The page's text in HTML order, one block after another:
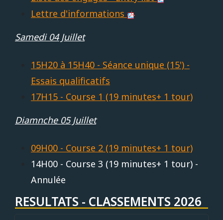
Lettre d'informations
Samedi 04 Juillet
15H20 à 15H40 - Séance unique (15') -
Essais qualificatifs
17H15 - Course 1 (19 minutes+ 1 tour)
Diamnche 05 Juillet
09H00 - Course 2 (19 minutes+ 1 tour)
14H00 - Course 3 (19 minutes+ 1 tour) -
Annulée
RESULTATS - CLASSEMENTS 2026